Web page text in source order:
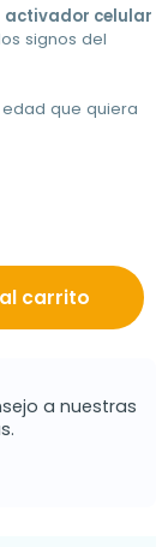
activador celular
signos del
que quiera
carrito
a nuestras